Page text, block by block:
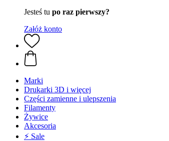
Jesteś tu po raz pierwszy?
Załóż konto
Marki
Drukarki 3D i więcej
Części zamienne i ulepszenia
Filamenty
Żywice
Akcesoria
⚡ Sale